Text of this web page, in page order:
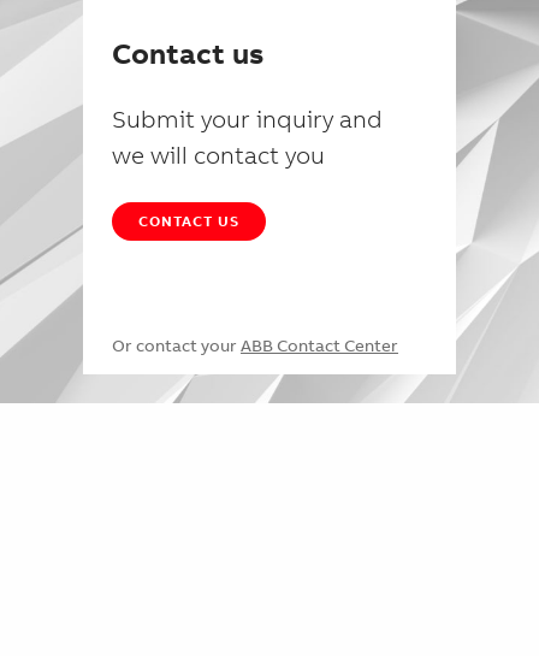
Contact us
Submit your inquiry and
we will contact you
CONTACT US
Or contact your ABB Contact Center